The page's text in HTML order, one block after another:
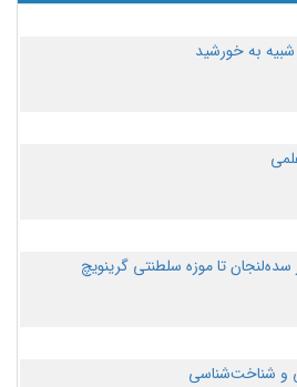
به خورشید
تا موزه سلطنتی گرینویچ
و شناخت‌شناسی